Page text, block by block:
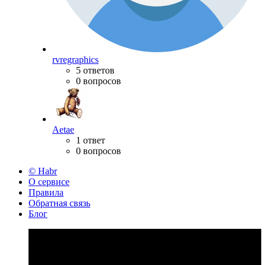
rvregraphics
5 ответов
0 вопросов
Aetae
1 ответ
0 вопросов
© Habr
О сервисе
Правила
Обратная связь
Блог